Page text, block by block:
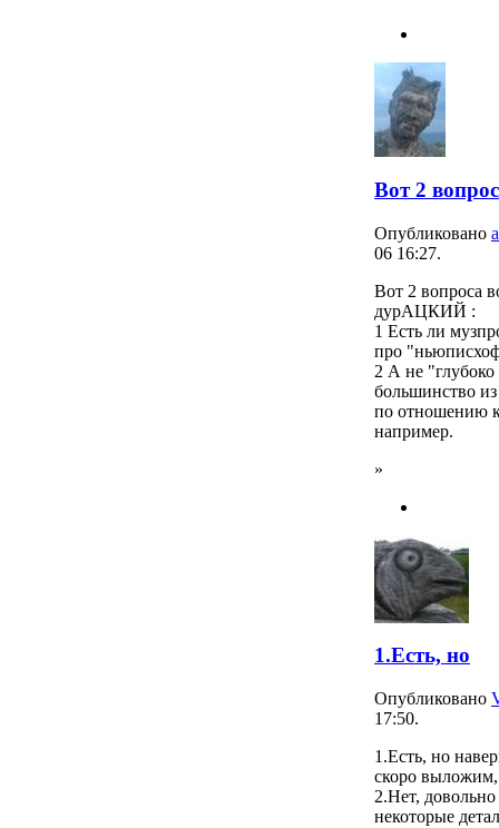
Вот 2
Опубликовано
06 16:27.
Вот 2 вопроса
дурАЦКИЙ :
1 Есть ли
про
2 А не
большинство
по отношению
например.
»
1.Есть, но
Опубликовано
17:50.
1.Есть, но
скоро выложим,
2.Нет,
некоторые